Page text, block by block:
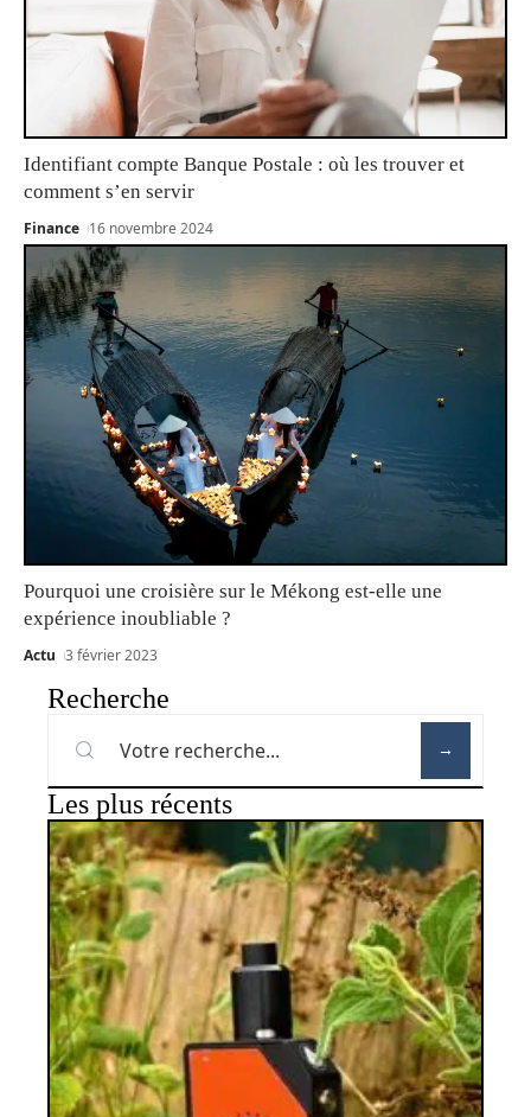
Identifiant compte Banque Postale : où les trouver et
comment s’en servir
Finance 16 novembre 2024
Pourquoi une croisière sur le Mékong est-elle une
expérience inoubliable ?
Actu 3 février 2023
Recherche
Les plus récents